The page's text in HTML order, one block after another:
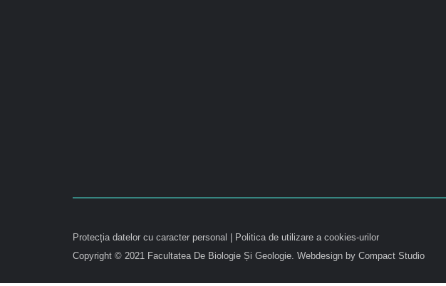
Protecția datelor cu caracter personal
Politica de utilizare a cookies-urilor
Copyright © 2021 Facultatea De Biologie Și Geologie. Webdesign by Compact Studio